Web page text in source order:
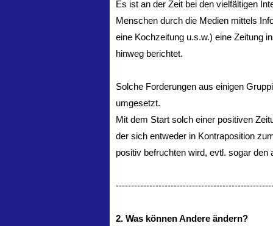
Es ist an der Zeit bei den vielfältigen
Menschen durch die Medien mittels
eine Kochzeitung u.s.w.) eine Zeitung
hinweg berichtet.
Solche Forderungen aus einigen
umgesetzt.
Mit dem Start solch einer positiven
der sich entweder in Kontraposition
positiv befruchten wird, evtl. sogar
2. Was können Andere ändern?